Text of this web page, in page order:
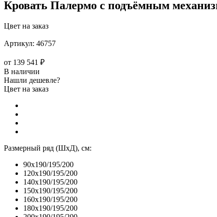
Кровать Палермо с подъёмным
Цвет на заказ
Артикул: 46757
от 139 541 ₽
В наличии
Нашли дешевле?
Цвет на заказ
Размерный ряд (ШхД), см:
90x190/195/200
120x190/195/200
140x190/195/200
150x190/195/200
160x190/195/200
180x190/195/200